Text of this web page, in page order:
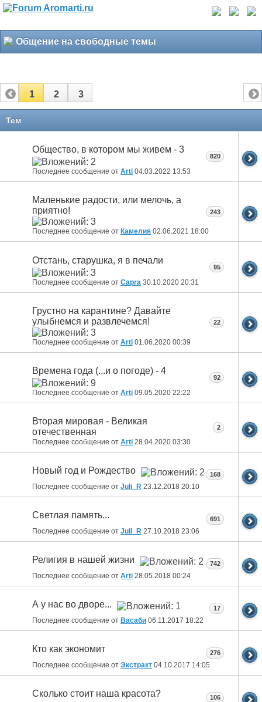
Общение на свободные темы
1 2 3
Тем
Общество, в котором мы живем - 3
Последнее сообщение от Arti 04.03.2022 13:53
820
Маленькие радости, или мелочь, а
приятно!
Последнее сообщение от Камелия 02.06.2021 18:00
243
Отстань, старушка, я в печали
Последнее сообщение от Capra 30.10.2020 20:31
95
Грустно на карантине? Давайте
улыбнемся и развлечемся!
Последнее сообщение от Arti 01.06.2020 00:39
22
Времена года (...и о погоде) - 4
Последнее сообщение от Arti 09.05.2020 22:22
92
Вторая мировая - Великая
отечественная
Последнее сообщение от Arti 28.04.2020 03:30
2
Новый год и Рождество
Последнее сообщение от Juli_R 23.12.2018 20:10
168
Светлая память...
Последнее сообщение от Juli_R 27.10.2018 23:06
691
Религия в нашей жизни
Последнее сообщение от Arti 28.05.2018 00:24
742
А у нас во дворе...
Последнее сообщение от Васаби 06.11.2017 18:22
17
Кто как экономит
Последнее сообщение от Экстракт 04.10.2017 14:05
276
Сколько стоит наша красота? 106